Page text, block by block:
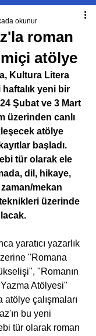
roman
atölye
okunur
Kultura Litera
yeni bir
Şubat ve 3 Mart
üzerinden canlı
atölye
başladı.
tür olarak ele
dil, hikaye,
mekan
üzerinde
yaratıcı yazarlık
"Romana
"Romanın
Atölyesi"
atölye çalışmaları
bu yeni
tür olarak roman